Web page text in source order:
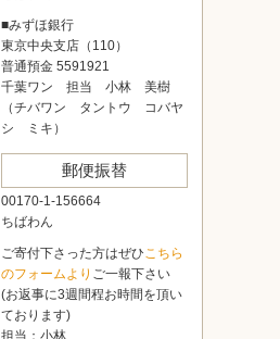
■みずほ銀行
東京中央支店（110）
普通預金 5591921
千葉ワン 担当 小林 美樹
（チバワン タントウ コバヤ
シ ミキ）
郵便振替
00170-1-156664
ちばわん
ご寄付下さった方はぜひこちら
のフォームより ご一報下さい
(お返事に3週間程お時間を頂い
ております)
担当：小林